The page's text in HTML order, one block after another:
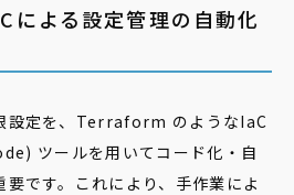
よる設定管理の自動化
設定を、Terraform のようなIaC
ツールを用いてコード化・自
です。これにより、手作業によ